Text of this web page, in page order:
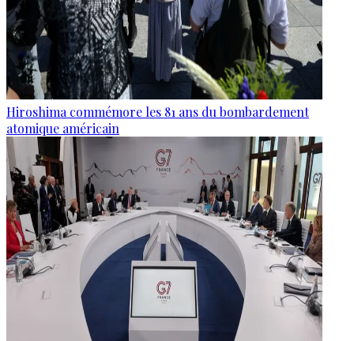
Hiroshima commémore les 81 ans du bombardement
atomique américain